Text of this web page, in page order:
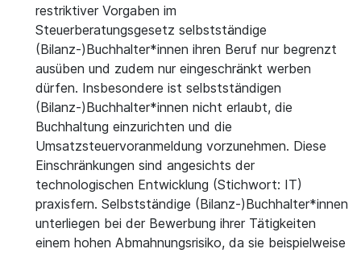
restriktiver Vorgaben im
Steuerberatungsgesetz selbstständige
(Bilanz-)Buchhalter*innen ihren Beruf nur begrenzt
ausüben und zudem nur eingeschränkt werben
dürfen. Insbesondere ist selbstständigen
(Bilanz-)Buchhalter*innen nicht erlaubt, die
Buchhaltung einzurichten und die
Umsatzsteuervoranmeldung vorzunehmen. Diese
Einschränkungen sind angesichts der
technologischen Entwicklung (Stichwort: IT)
praxisfern. Selbstständige (Bilanz-)Buchhalter*innen
unterliegen bei der Bewerbung ihrer Tätigkeiten
einem hohen Abmahnungsrisiko, da sie beispielweise